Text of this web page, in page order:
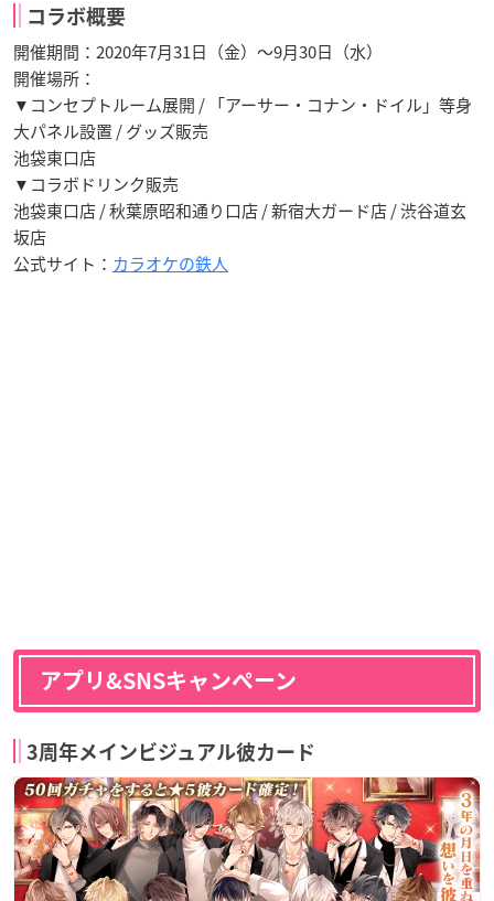
コラボ概要
開催期間：2020年7月31日（金）～9月30日（水）
開催場所：
▼コンセプトルーム展開 / 「アーサー・コナン・ドイル」等身
大パネル設置 / グッズ販売
池袋東口店
▼コラボドリンク販売
池袋東口店 / 秋葉原昭和通り口店 / 新宿大ガード店 / 渋谷道玄
坂店
公式サイト： カラオケの鉄人
アプリ&SNSキャンペーン
3周年メインビジュアル彼カード